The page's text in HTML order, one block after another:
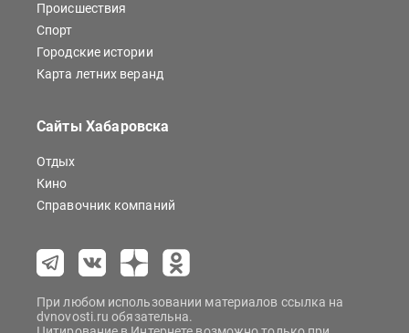
Происшествия
Спорт
Городские истории
Карта летних веранд
Сайты Хабаровска
Отдых
Кино
Справочник компаний
При любом использовании материалов ссылка на
dvnovosti.ru обязательна.